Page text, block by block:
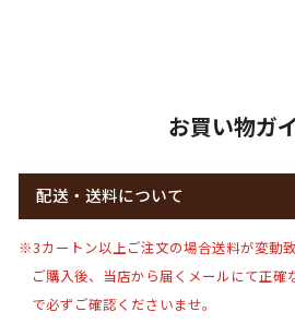
お買い物ガ
配送・送料について
※3カートン以上ご注文の場合送料が変動致
ご購入後、当店から届くメールにて正確
で必ずご確認くださいませ。